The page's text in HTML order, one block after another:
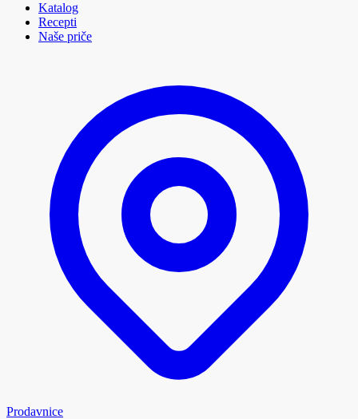
Katalog
Recepti
Naše priče
Prodavnice